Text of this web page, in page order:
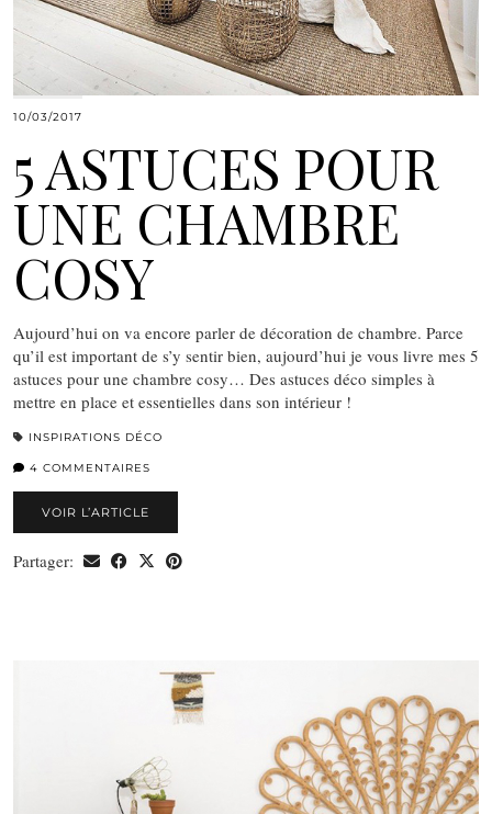
10/03/2017
5 ASTUCES POUR
UNE CHAMBRE
COSY
Aujourd’hui on va encore parler de décoration de chambre. Parce
qu’il est important de s’y sentir bien, aujourd’hui je vous livre mes 5
astuces pour une chambre cosy… Des astuces déco simples à
mettre en place et essentielles dans son intérieur !
INSPIRATIONS DÉCO
4 COMMENTAIRES
VOIR L’ARTICLE
Partager: